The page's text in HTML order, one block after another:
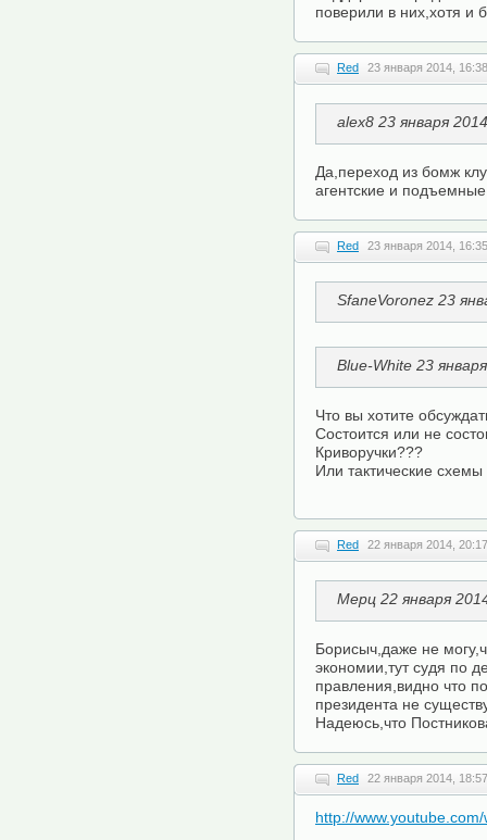
поверили в них,хотя и
Red 23 января 2014, 16:38
alex8 23 января
Да,переход из бомж
агентские и
Red 23 января 2014, 16:35
SfaneVoronez 23
Blue-White 23
Что вы хотите
Состоится или не
Криворучки???
Или тактические
Red 22 января 2014, 20:17
Мерц 22 января
Борисыч,даже не
экономии,тут судя по
правления,видно что
президента не
Надеюсь,что
Red 22 января 2014, 18:57
http://